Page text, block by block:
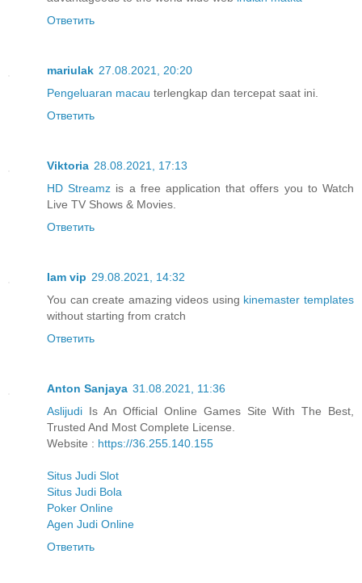
Ответить
mariulak 27.08.2021, 20:20
Pengeluaran macau terlengkap dan tercepat saat ini.
Ответить
Viktoria 28.08.2021, 17:13
HD Streamz is a free application that offers you to Watch
Live TV Shows & Movies.
Ответить
Iam vip 29.08.2021, 14:32
You can create amazing videos using kinemaster templates
without starting from cratch
Ответить
Anton Sanjaya 31.08.2021, 11:36
Aslijudi Is An Official Online Games Site With The Best,
Trusted And Most Complete License.
Website : https://36.255.140.155
Situs Judi Slot
Situs Judi Bola
Poker Online
Agen Judi Online
Ответить